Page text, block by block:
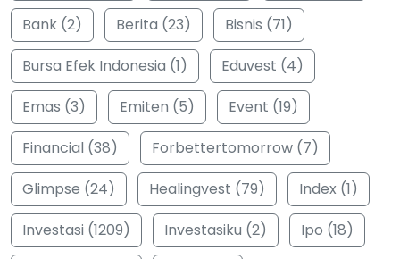
Bank (2)
Berita (23)
Bisnis (71)
Bursa Efek Indonesia (1)
Eduvest (4)
Emas (3)
Emiten (5)
Event (19)
Financial (38)
Forbettertomorrow (7)
Glimpse (24)
Healingvest (79)
Index (1)
Investasi (1209)
Investasiku (2)
Ipo (18)